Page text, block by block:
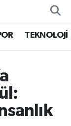
TEKNOLOJİ